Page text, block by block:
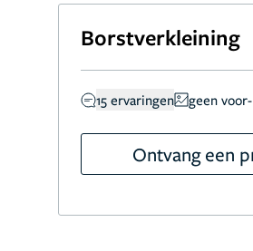
Borstverkleining
15 ervaringen geen
Ontvang een